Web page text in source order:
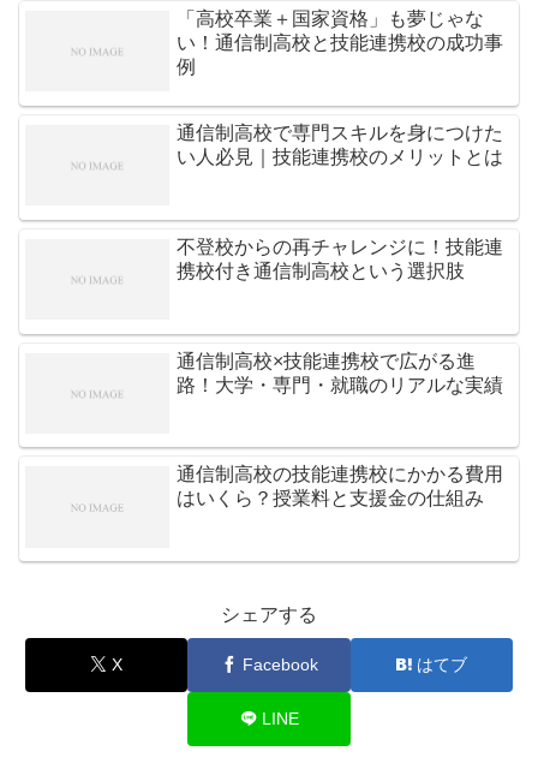
「高校卒業＋国家資格」も夢じゃな
い！通信制高校と技能連携校の成功事
例
通信制高校で専門スキルを身につけた
い人必見｜技能連携校のメリットとは
不登校からの再チャレンジに！技能連
携校付き通信制高校という選択肢
通信制高校×技能連携校で広がる進
路！大学・専門・就職のリアルな実績
通信制高校の技能連携校にかかる費用
はいくら？授業料と支援金の仕組み
シェアする
X Facebook はてブ
LINE